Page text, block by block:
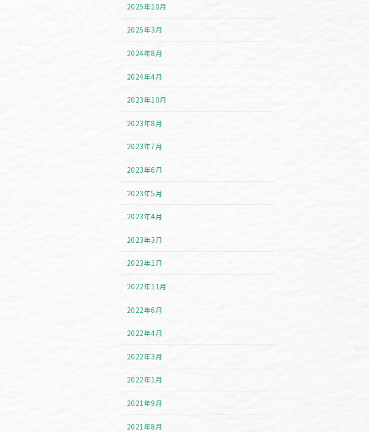
2025年10月
2025年3月
2024年8月
2024年4月
2023年10月
2023年8月
2023年7月
2023年6月
2023年5月
2023年4月
2023年3月
2023年1月
2022年11月
2022年6月
2022年4月
2022年3月
2022年1月
2021年9月
2021年8月